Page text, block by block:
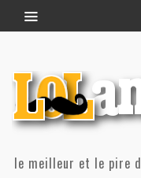
le meilleur et le pire